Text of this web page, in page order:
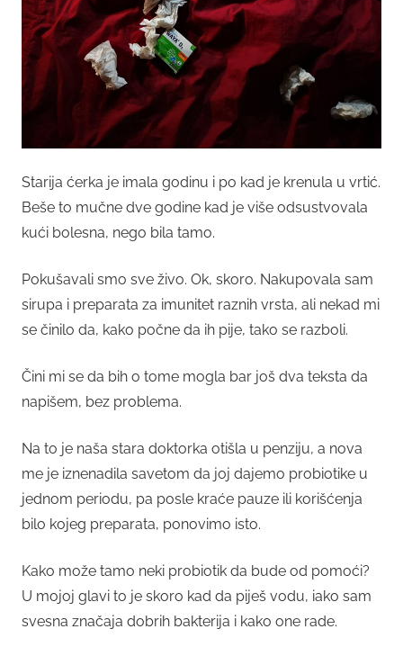
Starija ćerka je imala godinu i po kad je krenula u vrtić.
Beše to mučne dve godine kad je više odsustvovala
kući bolesna, nego bila tamo.
Pokušavali smo sve živo. Ok, skoro. Nakupovala sam
sirupa i preparata za imunitet raznih vrsta, ali nekad mi
se činilo da, kako počne da ih pije, tako se razboli.
Čini mi se da bih o tome mogla bar još dva teksta da
napišem, bez problema.
Na to je naša stara doktorka otišla u penziju, a nova
me je iznenadila savetom da joj dajemo probiotike u
jednom periodu, pa posle kraće pauze ili korišćenja
bilo kojeg preparata, ponovimo isto.
Kako može tamo neki probiotik da bude od pomoći?
U mojoj glavi to je skoro kad da piješ vodu, iako sam
svesna značaja dobrih bakterija i kako one rade.